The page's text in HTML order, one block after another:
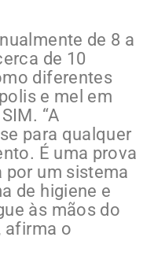
de 8 a
de 10
diferentes
e mel em
“A
para qualquer
É uma prova
por um sistema
de higiene e
às mãos do
afirma o